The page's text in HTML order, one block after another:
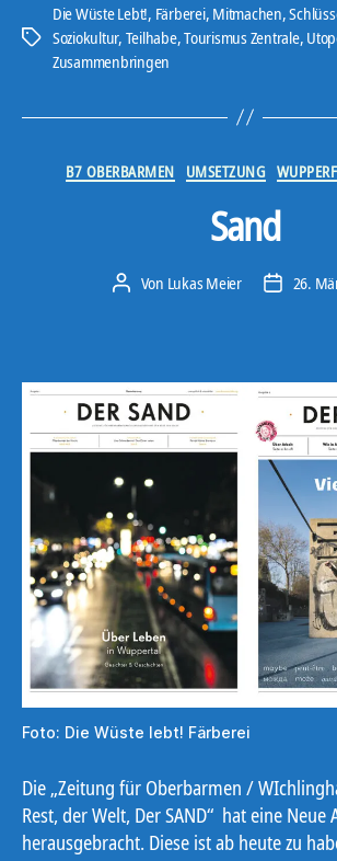
Schlagwörter
Die Wüste Lebt!, Färberei, Mitmachen,
Soziokultur, Teilhabe,Tourismus Zentrale,
Zusammenbringen
Kategorien
B7 OBERBARMEN UMSETZUNG
Sand
Beitragsautor
Von Lukas Meier 26.
Foto: Die Wüste lebt! Färberei
Die „Zeitung für Oberbarmen /
Rest, der Welt, Der SAND“ hat eine Neue
herausgebracht. Diese ist ab heute zu